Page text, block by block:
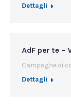
Dettagli
AdF per te –
Campagne di
Dettagli